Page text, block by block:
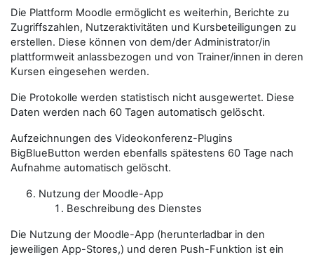
Die Plattform Moodle ermöglicht es weiterhin, Berichte zu
Zugriffszahlen, Nutzeraktivitäten und Kursbeteiligungen zu
erstellen. Diese können von dem/derAdministrator/in
plattformweit anlassbezogen und von Trainer/innen in deren
Kursen eingesehen werden.
Die Protokolle werden statistisch nicht ausgewertet. Diese
Daten werden nach 60 Tagen automatisch gelöscht.
Aufzeichnungen des Videokonferenz-Plugins
BigBlueButton werden ebenfalls spätestens 60 Tage nach
Aufnahme automatisch gelöscht.
Nutzung der Moodle-App
Beschreibung des Dienstes
Die Nutzung der Moodle-App (herunterladbar in den
jeweiligen App-Stores,) und deren Push-Funktion ist ein